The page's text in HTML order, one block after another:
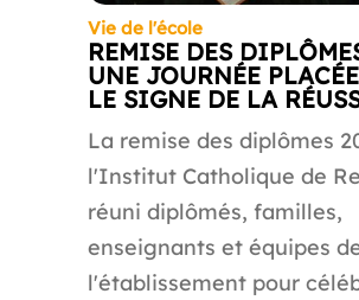
Vie de l'école
REMISE DES
UNE JOURNÉE
LE SIGNE DE LA
La remise des diplômes
l'Institut Catholique de
réuni diplômés, familles,
enseignants et équipes
l'établissement pour